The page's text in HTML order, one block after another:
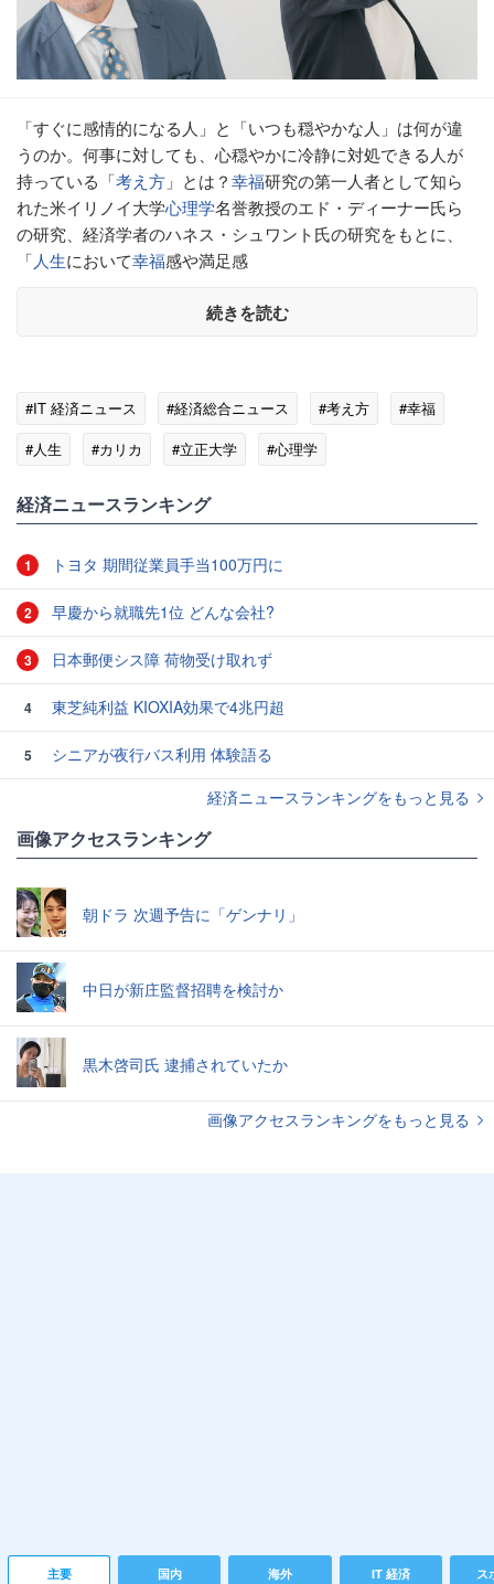
「すぐに感情的になる人」と「いつも穏やかな人」は何が違
うのか。何事に対しても、心穏やかに冷静に対処できる人が
持っている「考え方 」とは？幸福研究の第一人者として知ら
れた米イリノイ大学心理学名誉教授のエド・ディーナー氏ら
の研究、経済学者のハネス・シュワント氏の研究をもとに、
「人生において幸福感や満足感
続きを読む
#IT 経済ニュース #経済総合ニュース #考え方
#幸福
#人生
#カリカ #立正大学 #心理学
経済ニュースランキング
1 トヨタ 期間従業員手当100万円に
2 早慶から就職先1位 どんな会社?
3 日本郵便シス障 荷物受け取れず
4 東芝純利益 KIOXIA効果で4兆円超
5
シニアが夜行バス利用 体験語る
経済ニュースランキングをもっと見る
画像アクセスランキング
朝ドラ 次週予告に「ゲンナリ」
中日が新庄監督招聘を検討か
黒木啓司氏 逮捕されていたか
画像アクセスランキングをもっと見る
主要 国内 海外 IT 経済 ス